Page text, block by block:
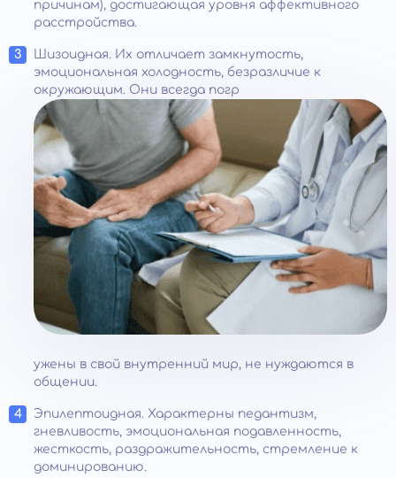
причинам), достигающая уровня аффективного
расстройства.
Шизоидная. Их отличает замкнутость,
эмоциональная холодность, безразличие к
окружающим. Они всегда погр
ужены в свой внутренний мир, не нуждаются в
общении.
Эпилептоидная. Характерны педантизм,
гневливость, эмоциональная подавленность,
жесткость, раздражительность, стремление к
доминированию.